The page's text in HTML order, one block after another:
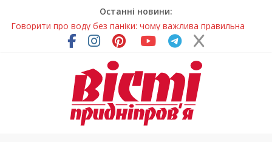
Останні новини:
Говорити про воду без паніки: чому важлива правильна
Лікар – на екрані: Як працюють телемедичні центри на
У Дніпрі триває масштабна підготовка до опалювального
Пошуки тривають: на Дніпропетровщині досліджують місце
розташування легендарного монастиря (Фото)